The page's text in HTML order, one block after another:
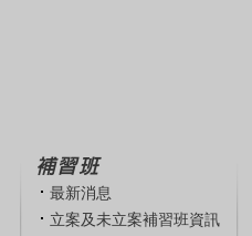
補習班
最新消息
立案及未立案補習班資訊